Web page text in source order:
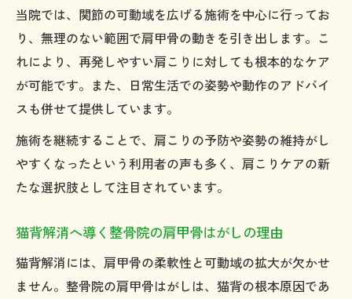
当院では、関節の可動域を広げる施術を中心に行ってお
り、無理のない範囲で肩甲骨の動きを引き出します。こ
れにより、再発しやすい肩こりに対しても根本的なケア
が可能です。また、日常生活での姿勢や動作のアドバイ
スも併せて提供しています。
施術を継続することで、肩こりの予防や姿勢の維持がし
やすくなったという利用者の声も多く、肩こりケアの新
たな選択肢として注目されています。
猫背解消へ導く整骨院の肩甲骨はがしの理由
猫背解消には、肩甲骨の柔軟性と可動域の拡大が欠かせ
ません。整骨院の肩甲骨はがしは、猫背の根本原因であ